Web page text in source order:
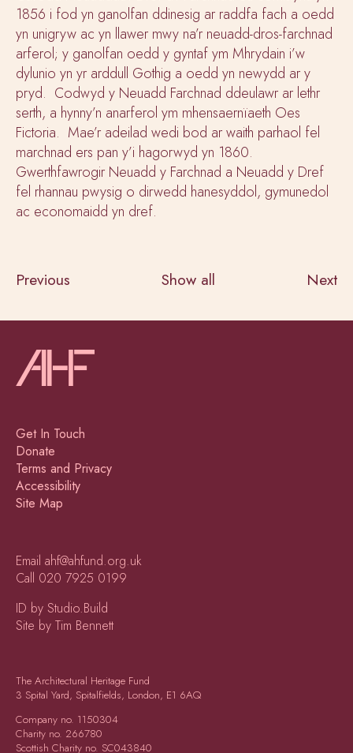
1856 i fod yn ganolfan ddinesig ar raddfa fach a oedd
yn unigryw ac yn llawer mwy na’r neuadd-dros-farchnad
arferol; y ganolfan oedd y gyntaf ym Mhrydain i’w
dylunio yn yr arddull Gothig a oedd yn newydd ar y
pryd. Codwyd y Neuadd Farchnad ddeulawr ar lethr
serth, a hynny’n anarferol ym mhensaernïaeth Oes
Fictoria. Mae’r adeilad wedi bod ar waith parhaol fel
marchnad ers pan y’i hagorwyd yn 1860.
Gwerthfawrogir Neuadd y Farchnad a Neuadd y Dref
fel rhannau pwysig o dirwedd hanesyddol, gymunedol
ac economaidd yn dref.
Previous Show all Next
Get In Touch
Donate
Terms and Privacy
Accessibility
Site Map
Email ahf@ahfund.org.uk
Call 020 7925 0199
ID by Studio.Build
Site by Tim Bennett
The Architectural Heritage Fund
3 Spital Yard, Spitalfields, London, E1 6AQ
Company no. 1150304
Charity no. 266780
Scottish Charity no. SC043840